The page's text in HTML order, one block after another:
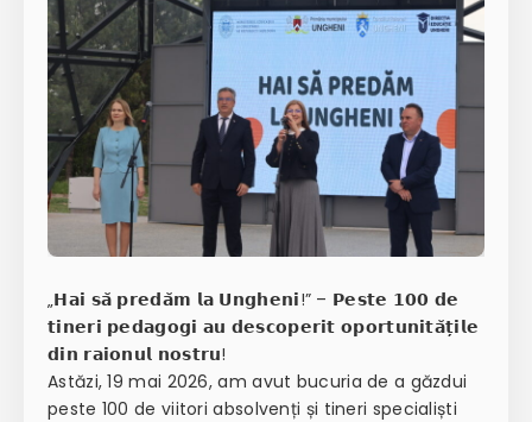
„𝗛𝗮𝗶 𝘀𝗮̆ 𝗽𝗿𝗲𝗱𝗮̆𝗺 𝗹𝗮 𝗨𝗻𝗴𝗵𝗲𝗻𝗶!” – 𝗣𝗲𝘀𝘁𝗲 𝟭𝟬𝟬 𝗱𝗲
𝘁𝗶𝗻𝗲𝗿𝗶 𝗽𝗲𝗱𝗮𝗴𝗼𝗴𝗶 𝗮𝘂 𝗱𝗲𝘀𝗰𝗼𝗽𝗲𝗿𝗶𝘁 𝗼𝗽𝗼𝗿𝘁𝘂𝗻𝗶𝘁𝗮̆𝘁̦𝗶𝗹𝗲
𝗱𝗶𝗻 𝗿𝗮𝗶𝗼𝗻𝘂𝗹 𝗻𝗼𝘀𝘁𝗿𝘂!
Astăzi, 19 mai 2026, am avut bucuria de a găzdui
peste 100 de viitori absolvenți și tineri specialiști